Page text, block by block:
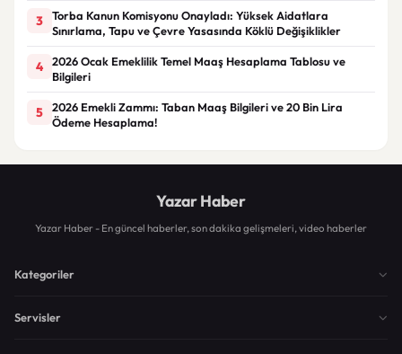
3
Torba Kanun Komisyonu Onayladı: Yüksek Aidatlara
Sınırlama, Tapu ve Çevre Yasasında Köklü Değişiklikler
4
2026 Ocak Emeklilik Temel Maaş Hesaplama Tablosu ve
Bilgileri
5
2026 Emekli Zammı: Taban Maaş Bilgileri ve 20 Bin Lira
Ödeme Hesaplama!
Yazar Haber
Yazar Haber - En güncel haberler, son dakika gelişmeleri, video haberler
Kategoriler
Servisler